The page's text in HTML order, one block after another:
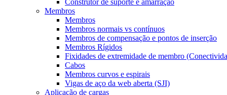
Construtor de suporte e amarração
Membros
Membros
Membros normais vs contínuos
Membros de compensação e pontos de inserção
Membros Rígidos
Fixidades de extremidade de membro
Cabos
Membros curvos e espirais
Vigas de aço da web aberta (SJI)
Aplicação de cargas